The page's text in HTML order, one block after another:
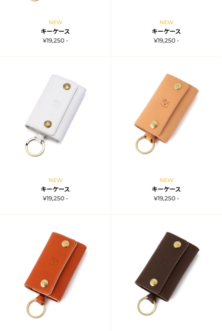
NEW
キーケース
¥19,250 -
NEW
キーケース
¥19,250 -
NEW
キーケース
¥19,250 -
NEW
キーケース
¥19,250 -